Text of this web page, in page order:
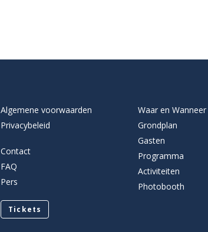
Algemene voorwaarden
Privacybeleid
Contact
FAQ
Pers
Tickets
Waar en Wanneer
Grondplan
Gasten
Programma
Activiteiten
Photobooth